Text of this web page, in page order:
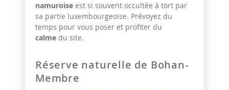
namuroise est si souvent occultée à tort par
sa partie luxembourgeoise. Prévoyez du
temps pour vous poser et profiter du
calme du site.
Réserve naturelle de Bohan-
Membre